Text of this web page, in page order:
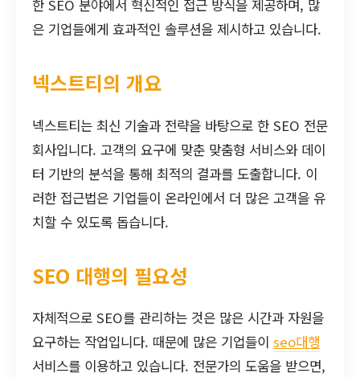
한 SEO 분야에서 혁신적인 접근 방식을 제공하며, 많
은 기업들에게 효과적인 솔루션을 제시하고 있습니다.
넥스트티의 개요
넥스트티는 최신 기술과 전략을 바탕으로 한 SEO 전문
회사입니다. 고객의 요구에 맞춘 맞춤형 서비스와 데이
터 기반의 분석을 통해 최적의 결과를 도출합니다. 이
러한 접근법은 기업들이 온라인에서 더 많은 고객을 유
치할 수 있도록 돕습니다.
SEO 대행의 필요성
자체적으로 SEO를 관리하는 것은 많은 시간과 자원을
요구하는 작업입니다. 때문에 많은 기업들이 seo대행
서비스를 이용하고 있습니다. 전문가의 도움을 받으면,